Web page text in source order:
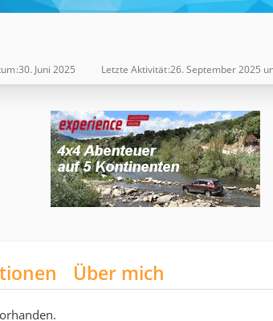
30. Juni 2025 Letzte Aktivität 26. September 2025
Über mich